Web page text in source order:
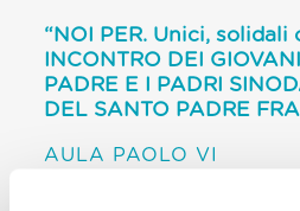
“NOI PER. Unici, solidali
INCONTRO DEI
PADRE E I PADRI
DEL SANTO PADRE
AULA PAOLO VI